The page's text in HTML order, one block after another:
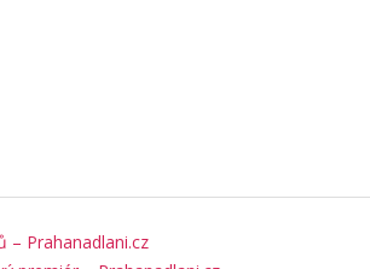
– Prahanadlani.cz